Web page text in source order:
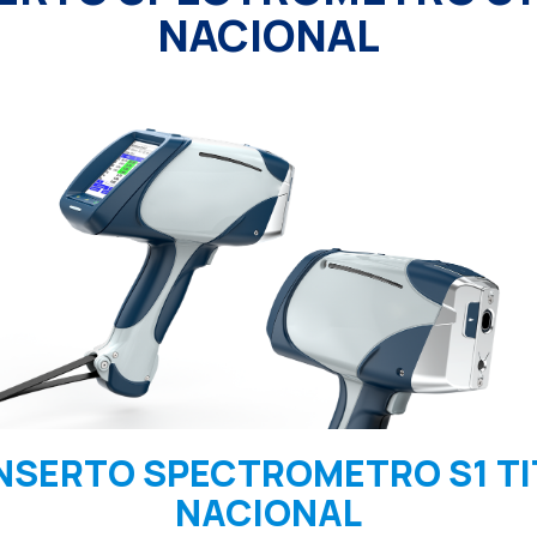
NACIONAL
SPECTROMETRO S1
NACIONAL